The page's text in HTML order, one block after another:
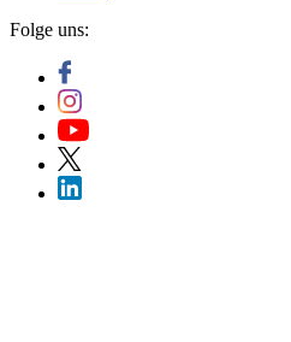
Folge uns: